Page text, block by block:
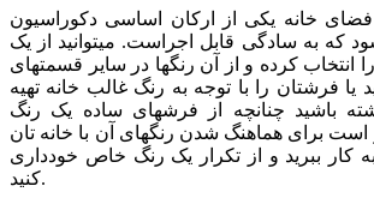
خانه یکی از ارکان اساسی دکوراسیون
که به سادگی قابل اجراست. می­توانید از یک
انتخاب کرده و از آن رنگ­ها در سایر قسمت­های
یا فرشتان را با توجه به رنگ غالب خانه تهیه
باشید چنانچه از فرش­های ساده یک رنگ
است برای هماهنگ شدن رنگ­های آن با خانه­ تان
کار ببرید و از تکرار یک رنگ خاص خودداری
کنید.